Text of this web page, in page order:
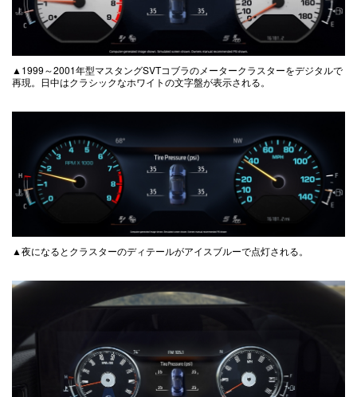
▲1999～2001年型マスタングSVTコブラのメータークラスターをデジタルで
再現。日中はクラシックなホワイトの文字盤が表示される。
▲夜になるとクラスターのディテールがアイスブルーで点灯される。